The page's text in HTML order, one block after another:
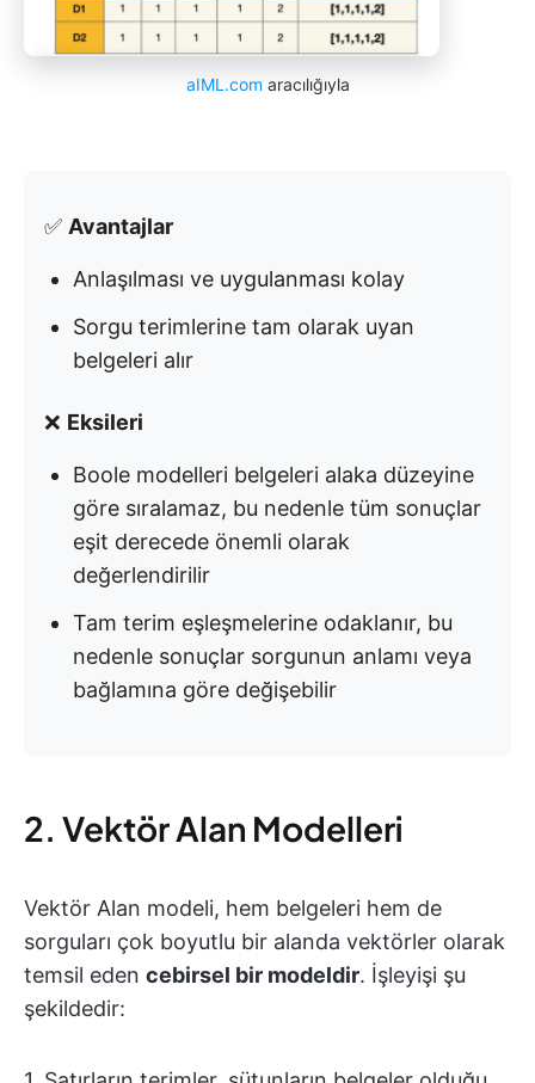
aIML.com aracılığıyla
✅ Avantajlar
Anlaşılması ve uygulanması kolay
Sorgu terimlerine tam olarak uyan
belgeleri alır
❌ Eksileri
Boole modelleri belgeleri alaka düzeyine
göre sıralamaz, bu nedenle tüm sonuçlar
eşit derecede önemli olarak
değerlendirilir
Tam terim eşleşmelerine odaklanır, bu
nedenle sonuçlar sorgunun anlamı veya
bağlamına göre değişebilir
2. Vektör Alan Modelleri
Vektör Alan modeli, hem belgeleri hem de
sorguları çok boyutlu bir alanda vektörler olarak
temsil eden cebirsel bir modeldir. İşleyişi şu
şekildedir: